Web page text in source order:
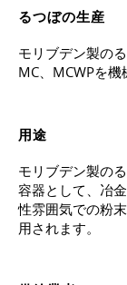
るつぼの生産
モリブデン製の
MC、MCWPを機
用途
モリブデン製の
容器として、冶
性雰囲気での粉
用されます。